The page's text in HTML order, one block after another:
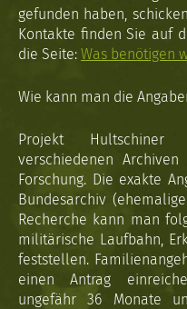
gefunden haben,
Kontakte finden Sie auf
die Seite: Was benötigen
Wie kann man die
Projekt
verschiedenen
Forschung. Die exakte
Bundesarchiv
Recherche kann man
militärische Laufbahn,
feststellen.
einen Antrag
ungefähr 36 Monate